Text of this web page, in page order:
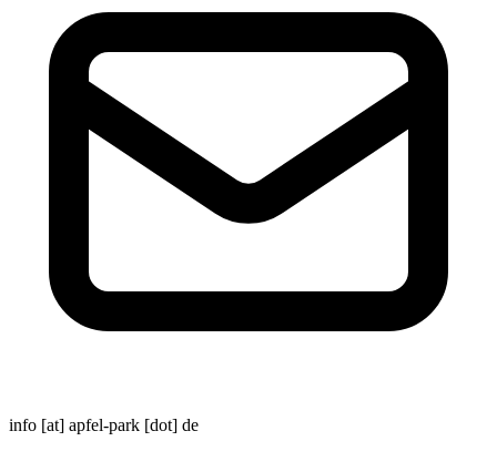
info [at] apfel-park [dot] de